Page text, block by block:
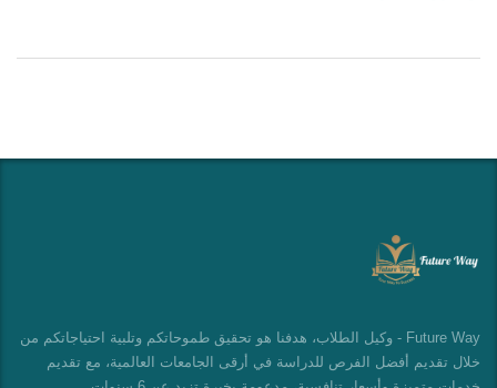
Future Way - وكيل الطلاب، هدفنا هو تحقيق طموحاتكم وتلبية احتياجاتكم من
خلال تقديم أفضل الفرص للدراسة في أرقى الجامعات العالمية، مع تقديم